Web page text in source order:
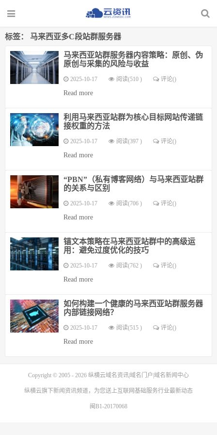
标签： 马来西亚多C段站群服务器
马来西亚站群服务器内容策略：原创、伪
原创与采集的风险与收益
2025-10-17 阅读(510 ) 评论()
Read more
利用马来西亚站群为核心目标网站传递链
接权重的方法
2025-10-17 阅读(397 ) 评论()
Read more
“PBN”（私有博客网络）与马来西亚站群
的关系与区别
2025-10-17 阅读(706 ) 评论()
Read more
锚文本策略在马来西亚站群中的高级运
用：避免过度优化的技巧
2025-10-17 阅读(762 ) 评论()
Read more
如何构建一个健康的马来西亚站群服务器
内部链接网络？
2025-10-17 阅读(515 ) 评论()
Read more
Copyright © 2005 - 2026 纵横云域名资讯|域名门户|域名新闻中心
纵横云旗下新闻资讯频道，为您送上互联网基础服务行业最新动态
闽B1-20170068